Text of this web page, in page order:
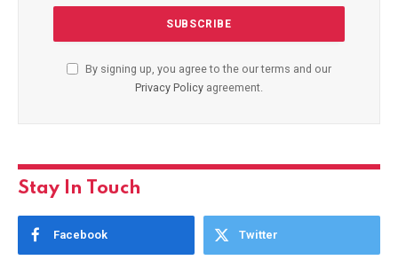
By signing up, you agree to the our terms and our
Privacy Policy agreement.
Stay In Touch
Facebook Twitter